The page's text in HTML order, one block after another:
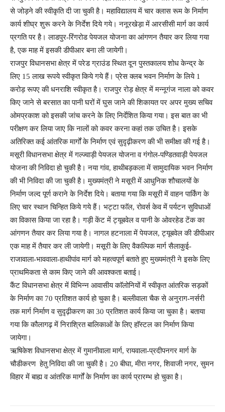
से जोड़ने की स्वीकृति दी जा चुकी है। महाविद्यालय में चार क्लास रूम के निर्माण
कार्य शीघ्र शुरू करने के निर्देश दिये गये। ननूरखेड़ा में आरसीसी मार्ग का कार्य
प्रगति पर है। लाडपुर-रिंगरोड पेयजल योजना का आंगणन तैयार कर लिया गया
है, एक माह में इसकी डीपीआर बना ली जायेगी।
राजपुर विधानसभा क्षेत्र में परेड ग्राउंड स्थित दून पुस्तकालय शोध केन्द्र के
लिए 15 लाख रूपये स्वीकृत किये गये हैं। प्रेस क्लब भवन निर्माण के लिये 1
करोड़ रूपए की धनराशि स्वीकृत है। राजपुर रोड़ क्षेत्र में मन्नूगंज नाला को कवर
किए जाने से बरसात का पानी घरों में घुस जाने की शिकायत पर अपर मुख्य सचिव
ओमप्रकाश को इसकी जांच करने के लिए निर्देशित किया गया। इस बात का भी
परीक्षण कर लिया जाए कि नालों को कवर करना कहां तक उचित है। इसके
अतिरिक्त कई आंतरिक मार्गों के निर्माण एवं सुदृढ़ीकरण की भी समीक्षा की गई है।
मसूरी विधानसभा क्षेत्र में गल्ज्वाड़ी पेयजल योजना व गंगोल-पण्डितवाड़ी पेयजल
योजना की निविदा हो चुकी है। नया गांव, हाथीबड़कला में सामुदायिक भवन निर्माण
की भी निविदा की जा चुकी है। मुख्यमंत्री ने मसूरी में आधुनिक शौचालयों के
निर्माण जल्द पूर्ण कराने के निर्देश दिये। बताया गया कि मसूरी में वाहन पार्किंग के
लिए चार स्थान चिन्हित किये गये हैं। भट्टा फाॅल, रोवर्स केव में पर्यटन सुविधाओं
का विकास किया जा रहा है। गड़ी केंट में ट्यूबवेल व पानी के ओवरहेड टेंक का
आंगणन तैयार कर लिया गया है। नागल हटनाला में पेयजल, ट्यूबवेल की डीपीआर
एक माह में तैयार कर ली जायेगी। मसूरी के लिए वैकल्पिक मार्ग सैलाकुई-
राजावाला-भाववाला-हाथीपांव मार्ग को महत्वपूर्ण बताते हुए मुख्यमंत्री ने इसके लिए
प्राथमिकता से काम किए जाने की आवश्कता बताई।
कैंट विधानसभा क्षेत्र में विभिन्न आवासीय काॅलोनियों में स्वीकृत आंतरिक सड़कों
के निर्माण का 70 प्रतिशत कार्य हो चुका है। बल्लीवाला चैक से अनुराग-नर्सरी
तक मार्ग निर्माण व सुदृढ़ीकरण का 30 प्रतिशत कार्य किया जा चुका है। बताया
गया कि कौलागढ़ में निराश्रित बालिकाओं के लिए हाॅस्टल का निर्माण किया
जायेगा।
ऋषिकेश विधानसभा क्षेत्र में गुमानीवाला मार्ग, रायवाला-प्रदीपनगर मार्ग के
चौडीकरण हेतु निविदा की जा चुकी है। 20 बीघा, मीरा नगर, शिवाजी नगर, सुमन
विहार में बाह्य व आंतरिक मार्गों के निर्माण का कार्य प्रारम्भ हो चुका है।